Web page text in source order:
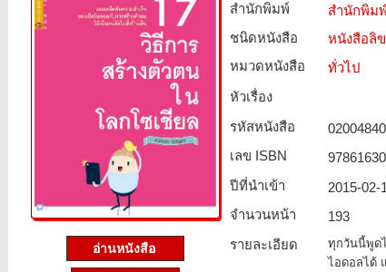
อ่านหนังสือ
สำนักพิมพ์
สำนักพิม
ชนิดหนังสือ­
หนังสือลิ
หมวดหนังสือ­
ทั่วไป
หัวเรื่อง
รหัสหนังสือ­
02004840
เลข ISBN
ปีที่นำเข้า
2015-02-
จำนวนหน้า
193
รายละเอียด
ทุกวันนี้พูด
ไอดอลได้